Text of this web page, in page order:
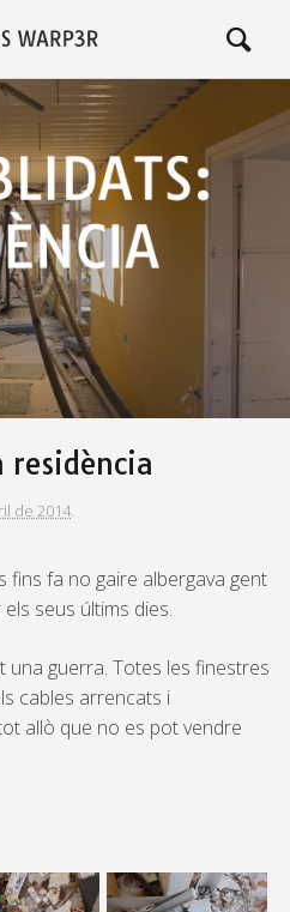
residència
de 2014.
fins fa no gaire albergava gent
seus últims dies.
una guerra. Totes les finestres
cables arrencats i
allò que no es pot vendre